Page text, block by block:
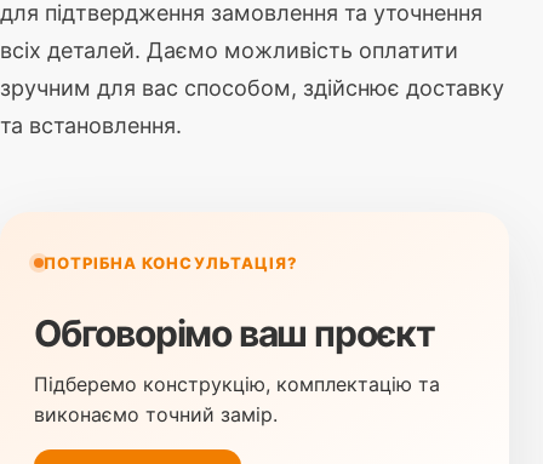
для підтвердження замовлення та уточнення
всіх деталей. Даємо можливість оплатити
зручним для вас способом, здійснює доставку
та встановлення.
ПОТРІБНА КОНСУЛЬТАЦІЯ?
Обговорімо ваш проєкт
Підберемо конструкцію, комплектацію та
виконаємо точний замір.